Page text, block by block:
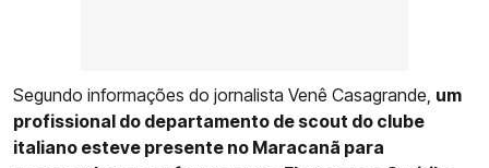
Segundo informações do jornalista Venê Casagrande, um
profissional do departamento de scout do clube
italiano esteve presente no Maracanã para